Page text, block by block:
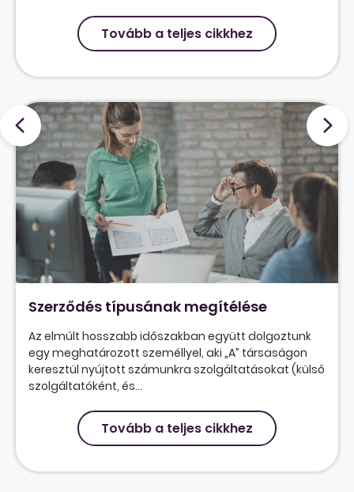
Tovább a teljes cikkhez
Szerződés típusának megítélése
Az elmúlt hosszabb időszakban együtt dolgoztunk
egy meghatározott személlyel, aki „A” társaságon
keresztül nyújtott számunkra szolgáltatásokat (külső
szolgáltatóként, és...
Tovább a teljes cikkhez